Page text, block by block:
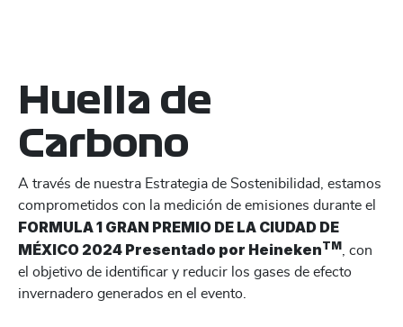
Huella de
Carbono
A través de nuestra Estrategia de Sostenibilidad, estamos
comprometidos con la medición de emisiones durante el
FORMULA 1 GRAN PREMIO DE LA CIUDAD DE
MÉXICO 2024 Presentado por HeinekenTM, con
el objetivo de identificar y reducir los gases de efecto
invernadero generados en el evento.